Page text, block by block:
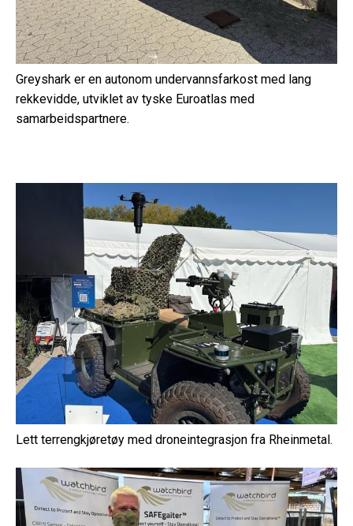
Greyshark er en autonom undervannsfarkost med lang
rekkevidde, utviklet av tyske Euroatlas med
samarbeidspartnere.
Lett terrengkjøretøy med droneintegrasjon fra Rheinmetal.